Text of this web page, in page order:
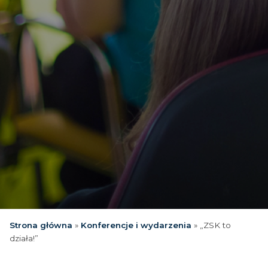
Strona główna » Konferencje i wydarzenia »
„ZSK to
działa!”